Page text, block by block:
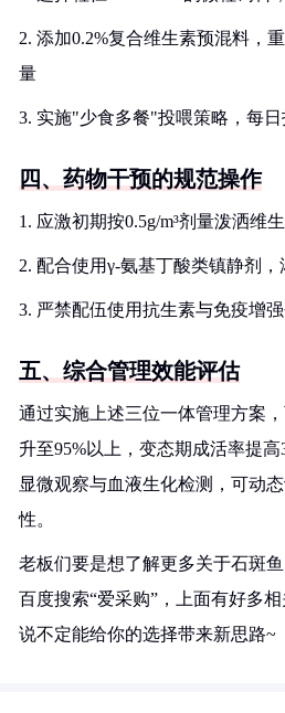
2. 添加0.2%复合维生素预混料，
量
3. 实施"少食多餐"投喂策略，每日
四、药物干预的规范操作
1. 应激初期按0.5g/m³剂量泼洒维
2. 配合使用γ-氨基丁酸类镇静剂，
3. 严禁配伍使用抗生素与免疫增强
五、综合管理效能评估
通过实施上述三位一体管理方案
升至95%以上，变态期成活率提
显微观察与血液生化检测，可动
性。
老板们要是想了解更多关于石斑
百度搜索“爱采购”，上面有好多
说不定能给你的选择带来新思路~